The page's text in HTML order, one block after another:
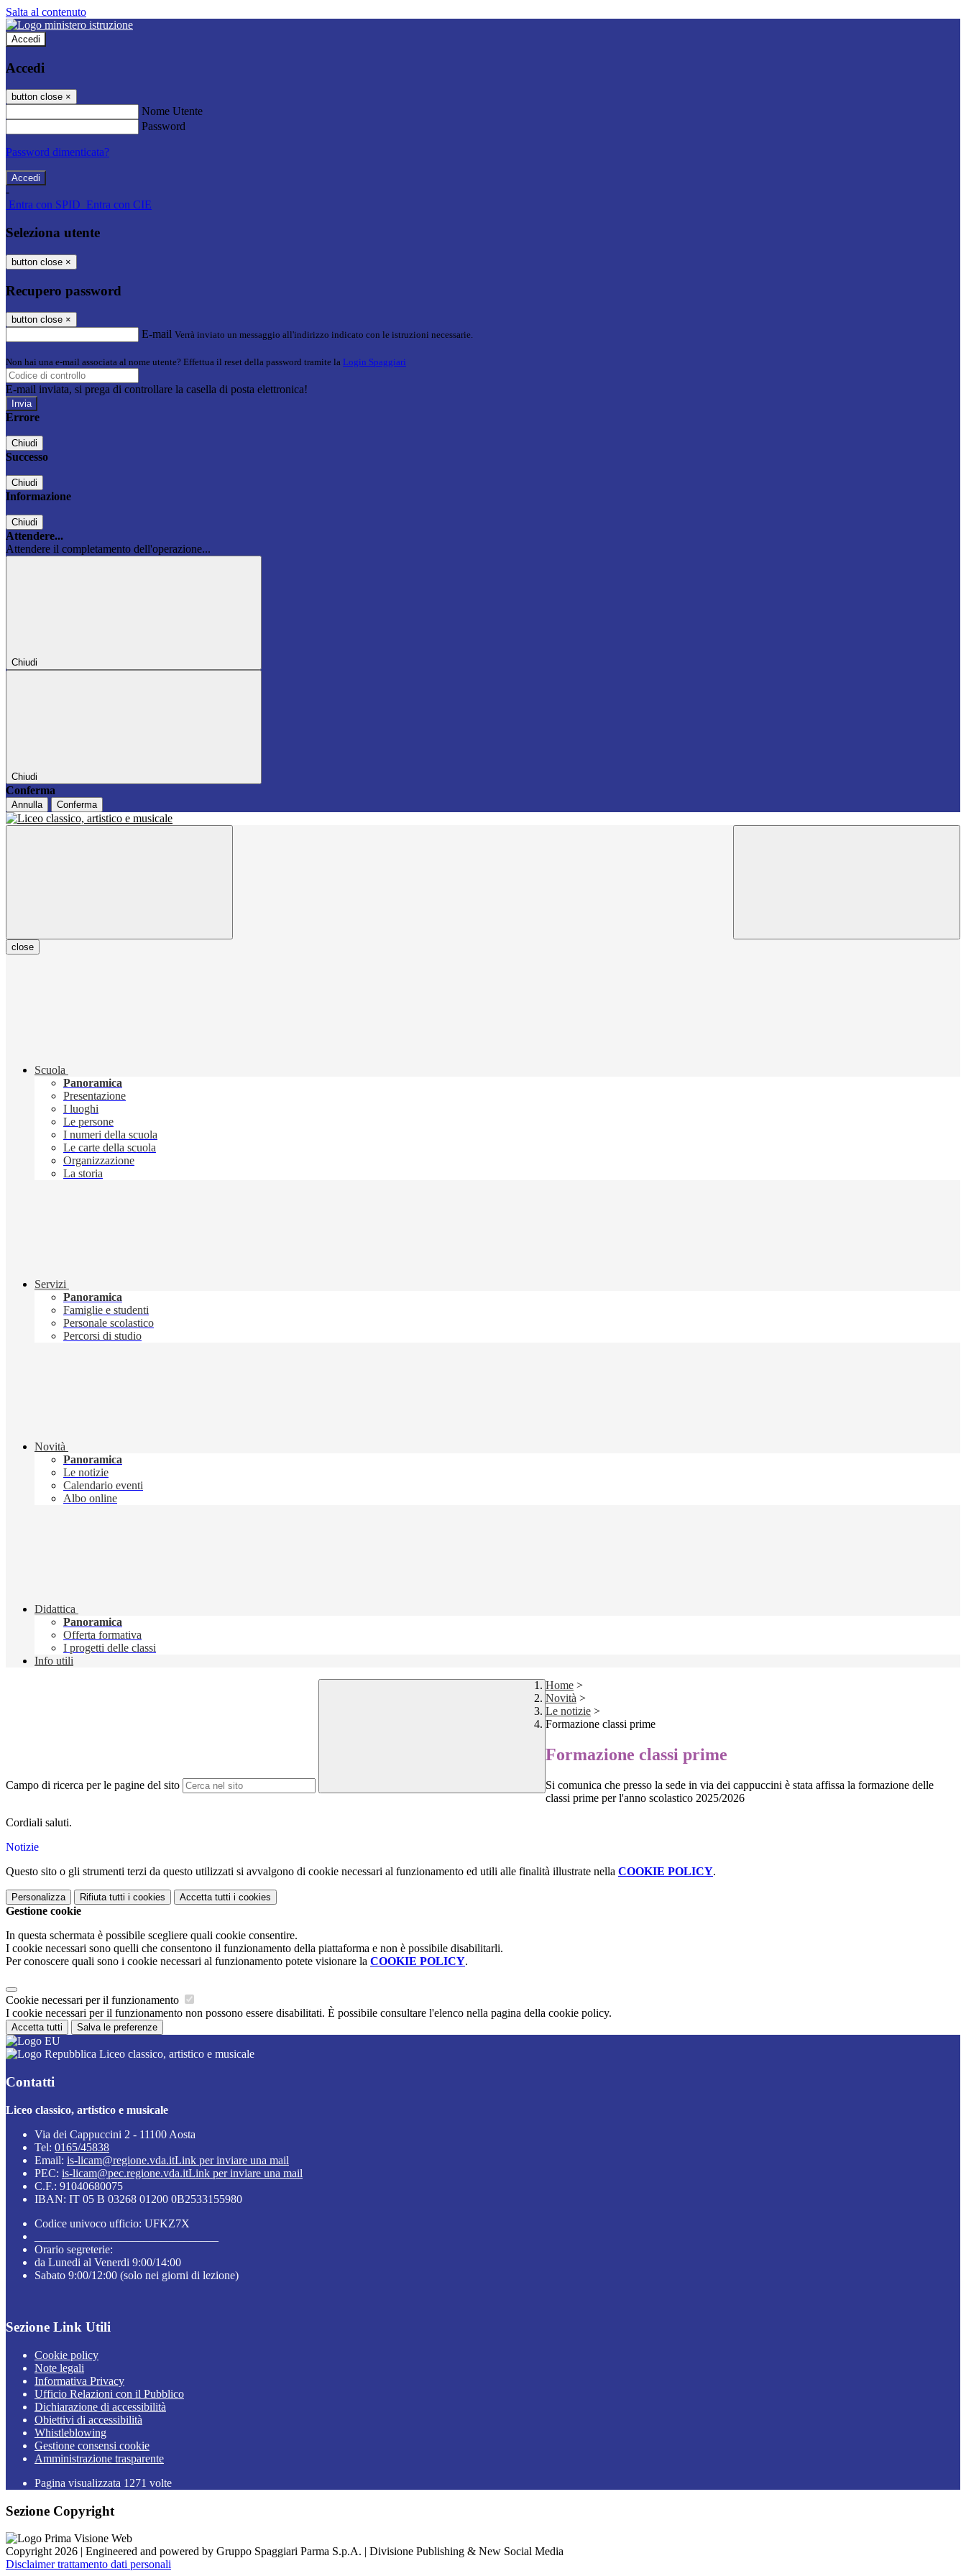
Salta al contenuto
Accedi
Accedi
button close ×
Nome Utente
Password
Password dimenticata?
-
Entra con SPID Entra con CIE
Seleziona utente
button close ×
Recupero password
button close ×
E-mail Verrà inviato un messaggio all'indirizzo indicato con le istruzioni necessarie.
Non hai una e-mail associata al nome utente? Effettua il reset della password tramite la Login Spaggiari
E-mail inviata, si prega di controllare la casella di posta elettronica!
Errore
Chiudi
Successo
Chiudi
Informazione
Chiudi
Attendere...
Attendere il completamento dell'operazione...
Chiudi
Chiudi
Conferma
Annulla Conferma
close
Scuola
Panoramica
Presentazione
I luoghi
Le persone
I numeri della scuola
Le carte della scuola
Organizzazione
La storia
Servizi
Panoramica
Famiglie e studenti
Personale scolastico
Percorsi di studio
Novità
Panoramica
Le notizie
Calendario eventi
Albo online
Didattica
Panoramica
Offerta formativa
I progetti delle classi
Info utili
Campo di ricerca per le pagine del sito
Home >
Novità >
Le notizie >
Formazione classi prime
Formazione classi prime
Si comunica che presso la sede in via dei cappuccini è stata affissa la formazione delle
classi prime per l'anno scolastico 2025/2026
Cordiali saluti.
Notizie
Questo sito o gli strumenti terzi da questo utilizzati si avvalgono di cookie necessari al funzionamento ed utili alle finalità illustrate nella COOKIE POLICY.
Personalizza Rifiuta tutti i cookies Accetta tutti i cookies
Gestione cookie
In questa schermata è possibile scegliere quali cookie consentire.
I cookie necessari sono quelli che consentono il funzionamento della piattaforma e non è possibile disabilitarli.
Per conoscere quali sono i cookie necessari al funzionamento potete visionare la COOKIE POLICY.
Cookie necessari per il funzionamento
I cookie necessari per il funzionamento non possono essere disabilitati. È possibile consultare l'elenco nella pagina della cookie policy.
Accetta tutti Salva le preferenze
Liceo classico, artistico e musicale
Contatti
Liceo classico, artistico e musicale
Via dei Cappuccini 2 - 11100 Aosta
Tel: 0165/45838
Email: is-licam@regione.vda.itLink per inviare una mail
PEC: is-licam@pec.regione.vda.itLink per inviare una mail
C.F.: 91040680075
IBAN: IT 05 B 03268 01200 0B2533155980
Codice univoco ufficio: UFKZ7X
Orario segreterie:
da Lunedi al Venerdi 9:00/14:00
Sabato 9:00/12:00 (solo nei giorni di lezione)
Sezione Link Utili
Cookie policy
Note legali
Informativa Privacy
Ufficio Relazioni con il Pubblico
Dichiarazione di accessibilità
Obiettivi di accessibilità
Whistleblowing
Gestione consensi cookie
Amministrazione trasparente
Pagina visualizzata 1271 volte
Sezione Copyright
Copyright 2026 | Engineered and powered by Gruppo Spaggiari Parma S.p.A. | Divisione Publishing & New Social Media
Disclaimer trattamento dati personali